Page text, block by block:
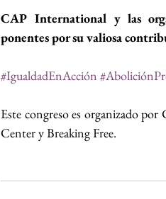
CAP International y las
ponentes por su valiosa
#IgualdadEnAcción
Este congreso es organizado
Center y Breaking Free.